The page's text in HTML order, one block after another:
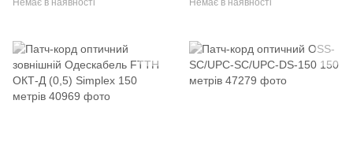
Немає в наявності Немає в наявності